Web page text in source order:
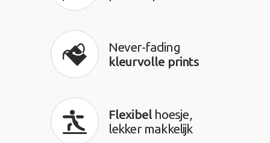
Never-fading
kleurvolle prints
Flexibelhoesje,
lekker makkelijk